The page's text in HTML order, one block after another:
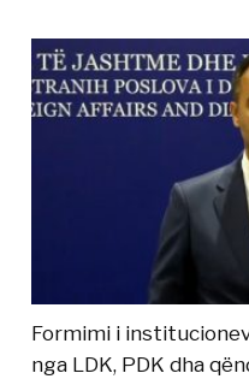
Formimi i
nga LDK, PDK dha